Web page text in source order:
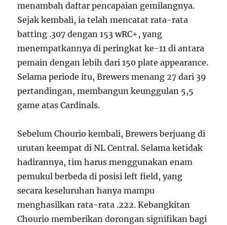
menambah daftar pencapaian gemilangnya.
Sejak kembali, ia telah mencatat rata-rata
batting .307 dengan 153 wRC+, yang
menempatkannya di peringkat ke-11 di antara
pemain dengan lebih dari 150 plate appearance.
Selama periode itu, Brewers menang 27 dari 39
pertandingan, membangun keunggulan 5,5
game atas Cardinals.
Sebelum Chourio kembali, Brewers berjuang di
urutan keempat di NL Central. Selama ketidak
hadirannya, tim harus menggunakan enam
pemukul berbeda di posisi left field, yang
secara keseluruhan hanya mampu
menghasilkan rata-rata .222. Kebangkitan
Chourio memberikan dorongan signifikan bagi